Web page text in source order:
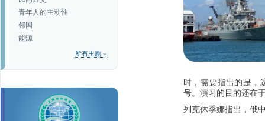
青年人的主动性
邻国
能源
所有主题 »
时，需要指出的是，
号。演习的目的还在
列克休季娜指出，俄